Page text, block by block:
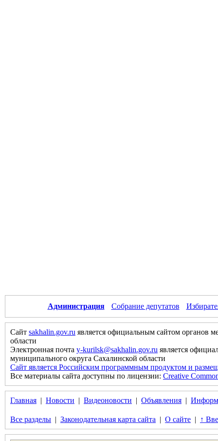
Администрация Собрание депутатов
Сайт sakhalin.gov.ru является официальным сайтом органов
области
Электронная почта y-kurilsk@sakhalin.gov.ru является
муниципального округа Сахалинской области
Сайт является Российским программным продуктом и
Все материалы сайта доступны по лицензии: Creative
Главная | Новости | Видеоновости | Объявления |
Все разделы | Законодательная карта сайта | О сайте | ↑